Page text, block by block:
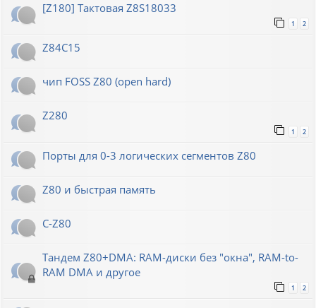
[Z180] Тактовая Z8S18033
1 2
Z84C15
чип FOSS Z80 (open hard)
Z280
1 2
Порты для 0-3 логических сегментов Z80
Z80 и быстрая память
C-Z80
Тандем Z80+DMA: RAM-диски без "окна", RAM-to-
RAM DMA и другое
1 2